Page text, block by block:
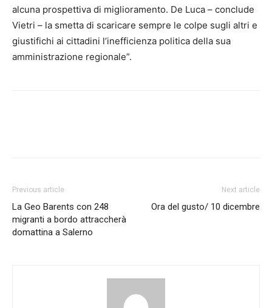
alcuna prospettiva di miglioramento. De Luca – conclude
Vietri – la smetta di scaricare sempre le colpe sugli altri e
giustifichi ai cittadini l’inefficienza politica della sua
amministrazione regionale”.
Previous article
La Geo Barents con 248
migranti a bordo attraccherà
domattina a Salerno
Next article
Ora del gusto/ 10 dicembre